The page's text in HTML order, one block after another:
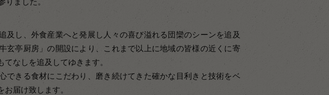
りました。
及し、外食産業へと発展し人々の喜び溢れる団欒のシーンを追及
玄亭厨房」の開設により、これまで以上に地域の皆様の近くに寄
なしを追及してゆきます。
できる食材にこだわり、磨き続けてきた確かな目利きと技術をベ
届け致します。